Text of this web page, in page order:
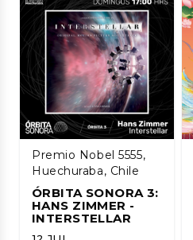
Premio Nobel 5555,
Huechuraba, Chile
ÓRBITA SONORA 3:
HANS ZIMMER -
INTERSTELLAR